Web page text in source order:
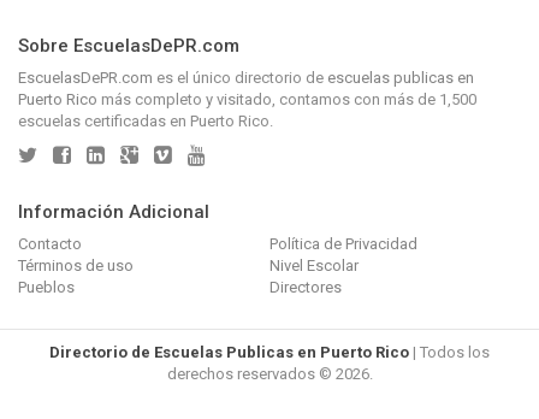
Sobre EscuelasDePR.com
EscuelasDePR.com es el único directorio de escuelas publicas en
Puerto Rico más completo y visitado, contamos con más de 1,500
escuelas certificadas en Puerto Rico.
Información Adicional
Contacto
Política de Privacidad
Términos de uso
Nivel Escolar
Pueblos
Directores
Directorio de Escuelas Publicas en Puerto Rico | Todos los
derechos reservados © 2026.